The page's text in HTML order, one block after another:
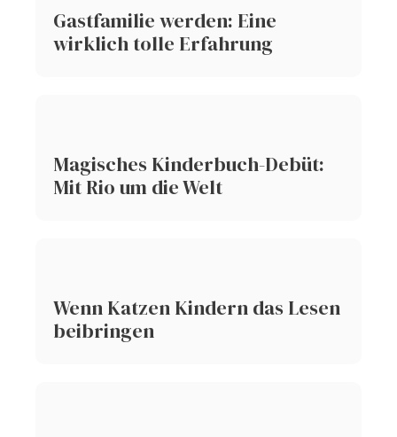
Gastfamilie werden: Eine
wirklich tolle Erfahrung
Magisches Kinderbuch-Debüt:
Mit Rio um die Welt
Wenn Katzen Kindern das Lesen
beibringen